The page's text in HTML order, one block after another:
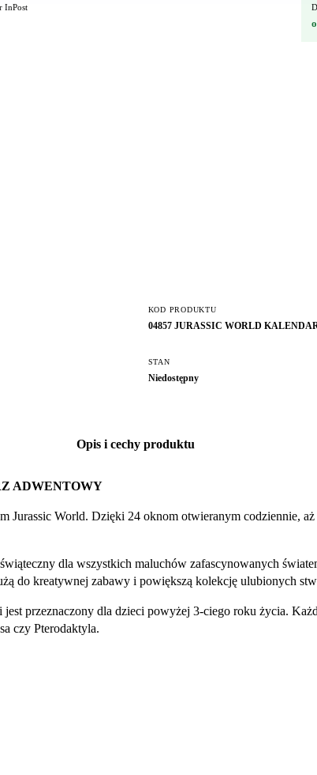
InPost
KOD PRODUKTU
04857 JURASSIC WORLD
STAN
Niedostępny
Opis i cechy produktu
ADWENTOWY
Jurassic World. Dzięki 24 oknom otwieranym codziennie,
dla wszystkich maluchów zafascynowanych
do kreatywnej zabawy i powiększą kolekcję ulubionych
przeznaczony dla dzieci powyżej 3-ciego roku życia.
czy Pterodaktyla.